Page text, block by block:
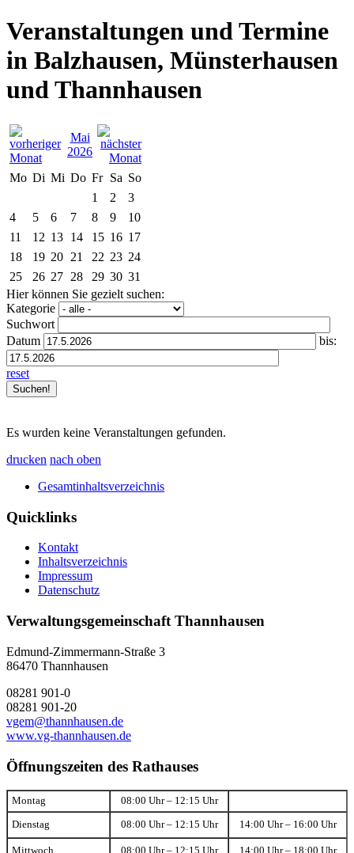
Veranstaltungen und Termine
in Balzhausen, Münsterhausen
und Thannhausen
Mai
2026
Mo Di Mi Do Fr Sa So
1
2
3
4
5 6 7 8 9
10
11
12 13 14 15 16 17
18
19 20 21 22 23 24
25
26 27 28 29 30 31
Hier können Sie gezielt suchen:
Kategorie
Suchwort
Datum
bis:
reset
Es wurden keine Veranstaltungen gefunden.
drucken nach oben
Gesamtinhaltsverzeichnis
Quicklinks
Kontakt
Inhaltsverzeichnis
Impressum
Datenschutz
Verwaltungsgemeinschaft Thannhausen
Edmund-Zimmermann-Straße 3
86470 Thannhausen
08281 901-0
08281 901-20
vgem@thannhausen.de
www.vg-thannhausen.de
Öffnungszeiten des Rathauses
Montag 08:00 Uhr – 12:15 Uhr
Dienstag 08:00 Uhr – 12:15 Uhr 14:00 Uhr – 16:00 Uhr